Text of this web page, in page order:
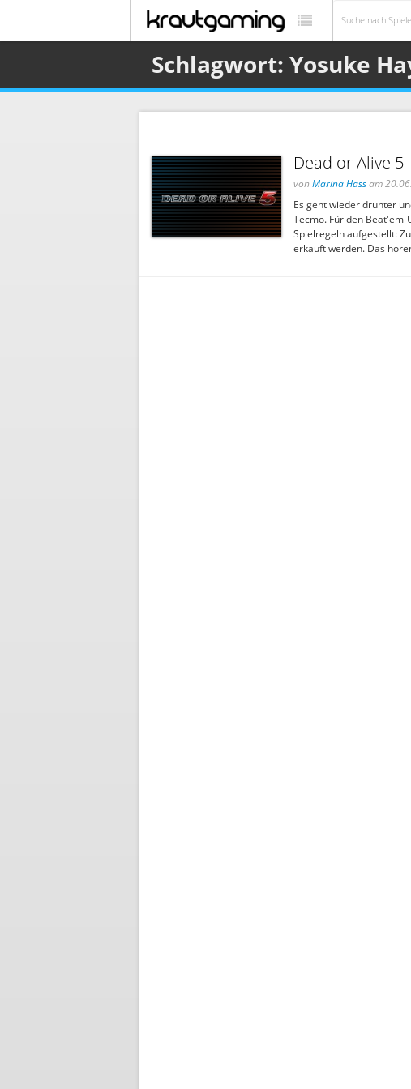
Schlagwort: Yosuke
Dead or Alive
von Marina Hassam
Es geht wieder drunter
Tecmo. Für den
Spielregeln aufgestellt:
erkauft werden. Das